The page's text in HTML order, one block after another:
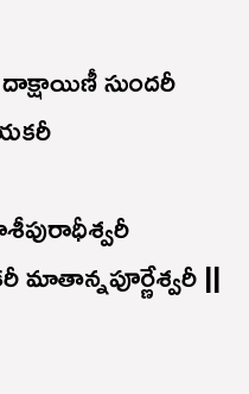
సుందరీ
మాతాన్నపూర్ణేశ్వరీ ||